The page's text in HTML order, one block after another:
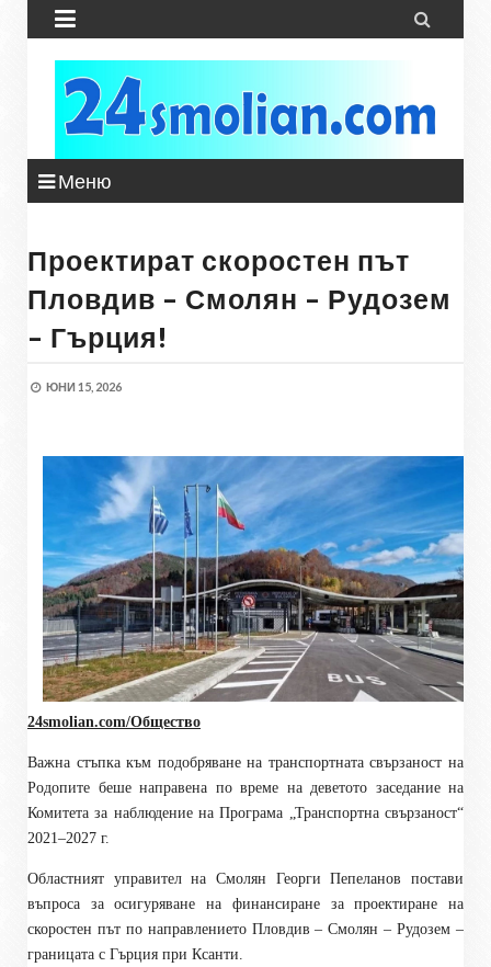
 
Меню
Проектират скоростен път
Пловдив – Смолян – Рудозем
– Гърция!
ЮНИ 15, 2026
24smolian.com/Общество
Важна стъпка към подобряване на транспортната свързаност на
Родопите беше направена по време на деветото заседание на
Комитета за наблюдение на Програма „Транспортна свързаност“
2021–2027 г.
Областният управител на Смолян Георги Пепеланов постави
въпроса за осигуряване на финансиране за проектиране на
скоростен път по направлението Пловдив – Смолян – Рудозем –
границата с Гърция при Ксанти.